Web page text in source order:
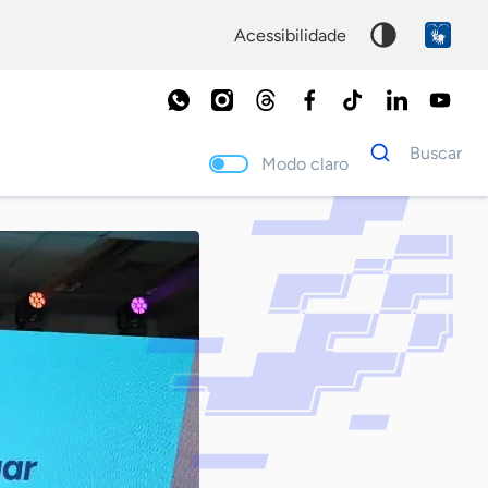
acessibilidade
Modo claro
Dados
para
Buscar
Palavra
chave